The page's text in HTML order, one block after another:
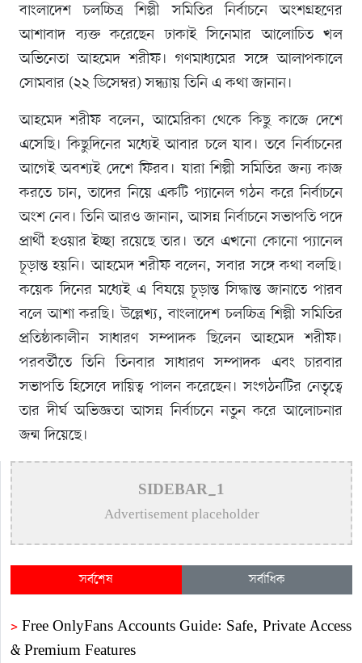
বাংলাদেশ চলচ্চিত্র শিল্পী সমিতির নির্বাচনে অংশগ্রহণের
আশাবাদ ব্যক্ত করেছেন ঢাকাই সিনেমার আলোচিত খল
অভিনেতা আহমেদ শরীফ। গণমাধ্যমের সঙ্গে আলাপকালে
সোমবার (২২ ডিসেম্বর) সন্ধ্যায় তিনি এ কথা জানান।
আহমেদ শরীফ বলেন, আমেরিকা থেকে কিছু কাজে দেশে
এসেছি। কিছুদিনের মধ্যেই আবার চলে যাব। তবে নির্বাচনের
আগেই অবশ্যই দেশে ফিরব। যারা শিল্পী সমিতির জন্য কাজ
করতে চান, তাদের নিয়ে একটি প্যানেল গঠন করে নির্বাচনে
অংশ নেব। তিনি আরও জানান, আসন্ন নির্বাচনে সভাপতি পদে
প্রার্থী হওয়ার ইচ্ছা রয়েছে তার। তবে এখনো কোনো প্যানেল
চূড়ান্ত হয়নি। আহমেদ শরীফ বলেন, সবার সঙ্গে কথা বলছি।
কয়েক দিনের মধ্যেই এ বিষয়ে চূড়ান্ত সিদ্ধান্ত জানাতে পারব
বলে আশা করছি। উল্লেখ্য, বাংলাদেশ চলচ্চিত্র শিল্পী সমিতির
প্রতিষ্ঠাকালীন সাধারণ সম্পাদক ছিলেন আহমেদ শরীফ।
পরবর্তীতে তিনি তিনবার সাধারণ সম্পাদক এবং চারবার
সভাপতি হিসেবে দায়িত্ব পালন করেছেন। সংগঠনটির নেতৃত্বে
তার দীর্ঘ অভিজ্ঞতা আসন্ন নির্বাচনে নতুন করে আলোচনার
জন্ম দিয়েছে।
SIDEBAR_1
Advertisement placeholder
সর্বশেষ সর্বাধিক
> Free OnlyFans Accounts Guide: Safe, Private Access
& Premium Features